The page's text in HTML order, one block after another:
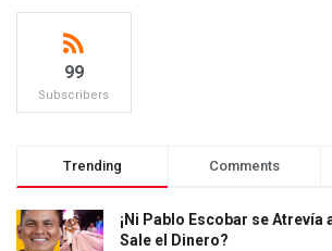
99
Subscribers
Trending Comments
¡Ni Pablo Escobar se Atrevía
Sale el Dinero?